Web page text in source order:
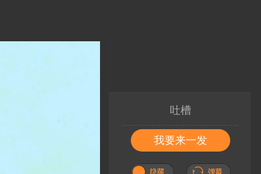
吐槽
我要来一发